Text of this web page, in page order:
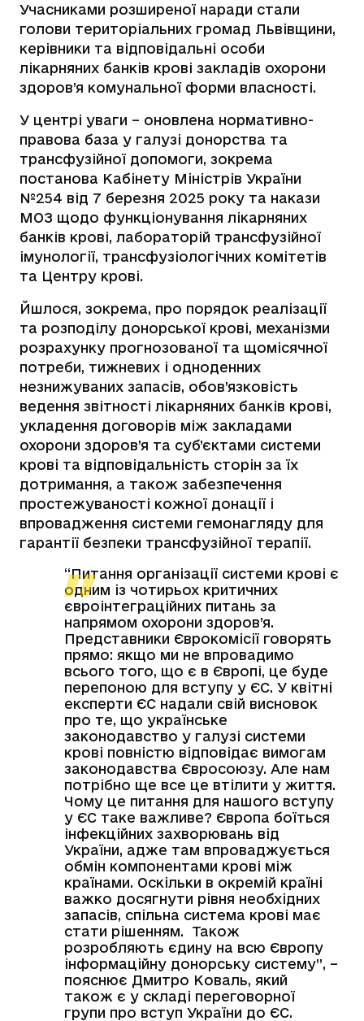
Учасниками розширеної наради стали
голови територіальних громад Львівщини,
керівники та відповідальні особи
лікарняних банків крові закладів охорони
здоров’я комунальної форми власності.
У центрі уваги – оновлена нормативно-
правова база у галузі донорства та
трансфузійної допомоги, зокрема
постанова Кабінету Міністрів України
№254 від 7 березня 2025 року та накази
МОЗ щодо функціонування лікарняних
банків крові, лабораторій трансфузійної
імунології, трансфузіологічних комітетів
та Центру крові.
Йшлося, зокрема, про порядок реалізації
та розподілу донорської крові, механізми
розрахунку прогнозованої та щомісячної
потреби, тижневих і одноденних
незнижуваних запасів, обов’язковість
ведення звітності лікарняних банків крові,
укладення договорів між закладами
охорони здоров’я та суб’єктами системи
крові та відповідальність сторін за їх
дотримання, а також забезпечення
простежуваності кожної донації і
впровадження системи гемонагляду для
гарантії безпеки трансфузійної терапії.
“Питання організації системи крові є
одним із чотирьох критичних
євроінтеграційних питань за
напрямом охорони здоров’я.
Представники Єврокомісії говорять
прямо: якщо ми не впровадимо
всього того, що є в Європі, це буде
перепоною для вступу у ЄС. У квітні
експерти ЄС надали свій висновок
про те, що українське
законодавство у галузі системи
крові повністю відповідає вимогам
законодавства Євросоюзу. Але нам
потрібно ще все це втілити у життя.
Чому це питання для нашого вступу
у ЄС таке важливе? Європа боїться
інфекційних захворювань від
України, адже там впроваджується
обмін компонентами крові між
країнами. Оскільки в окремій країні
важко досягнути рівня необхідних
запасів, спільна система крові має
стати рішенням. Також
розробляють єдину на всю Європу
інформаційну донорську систему”, –
пояснює Дмитро Коваль, який
також є у складі переговорної
групи про вступ України до ЄС.